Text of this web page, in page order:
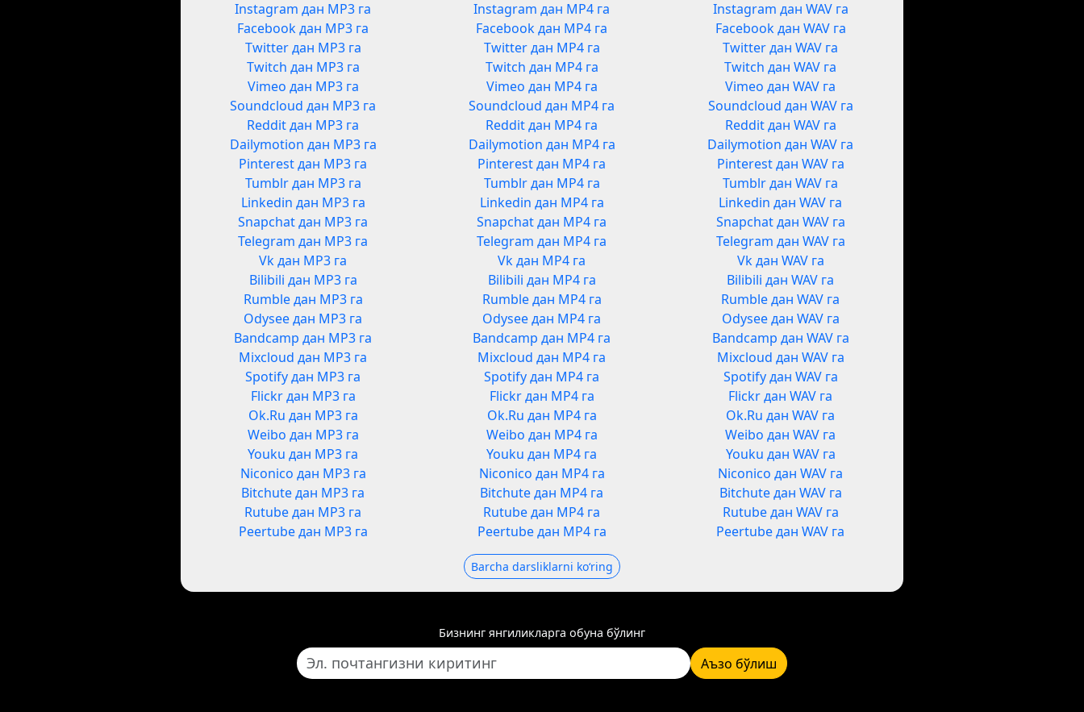
Instagram дан MP3 га
Facebook дан MP3 га
Twitter дан MP3 га
Twitch дан MP3 га
Vimeo дан MP3 га
Soundcloud дан MP3 га
Reddit дан MP3 га
Dailymotion дан MP3 га
Pinterest дан MP3 га
Tumblr дан MP3 га
Linkedin дан MP3 га
Snapchat дан MP3 га
Telegram дан MP3 га
Vk дан MP3 га
Bilibili дан MP3 га
Rumble дан MP3 га
Odysee дан MP3 га
Bandcamp дан MP3 га
Mixcloud дан MP3 га
Spotify дан MP3 га
Flickr дан MP3 га
Ok.Ru дан MP3 га
Weibo дан MP3 га
Youku дан MP3 га
Niconico дан MP3 га
Bitchute дан MP3 га
Rutube дан MP3 га
Peertube дан MP3 га
Instagram дан MP4 га
Facebook дан MP4 га
Twitter дан MP4 га
Twitch дан MP4 га
Vimeo дан MP4 га
Soundcloud дан MP4 га
Reddit дан MP4 га
Dailymotion дан MP4 га
Pinterest дан MP4 га
Tumblr дан MP4 га
Linkedin дан MP4 га
Snapchat дан MP4 га
Telegram дан MP4 га
Vk дан MP4 га
Bilibili дан MP4 га
Rumble дан MP4 га
Odysee дан MP4 га
Bandcamp дан MP4 га
Mixcloud дан MP4 га
Spotify дан MP4 га
Flickr дан MP4 га
Ok.Ru дан MP4 га
Weibo дан MP4 га
Youku дан MP4 га
Niconico дан MP4 га
Bitchute дан MP4 га
Rutube дан MP4 га
Peertube дан MP4 га
Instagram дан WAV га
Facebook дан WAV га
Twitter дан WAV га
Twitch дан WAV га
Vimeo дан WAV га
Soundcloud дан WAV га
Reddit дан WAV га
Dailymotion дан WAV га
Pinterest дан WAV га
Tumblr дан WAV га
Linkedin дан WAV га
Snapchat дан WAV га
Telegram дан WAV га
Vk дан WAV га
Bilibili дан WAV га
Rumble дан WAV га
Odysee дан WAV га
Bandcamp дан WAV га
Mixcloud дан WAV га
Spotify дан WAV га
Flickr дан WAV га
Ok.Ru дан WAV га
Weibo дан WAV га
Youku дан WAV га
Niconico дан WAV га
Bitchute дан WAV га
Rutube дан WAV га
Peertube дан WAV га
Barcha darsliklarni koʻring
Бизнинг янгиликларга обуна бўлинг
Аъзо бўлиш